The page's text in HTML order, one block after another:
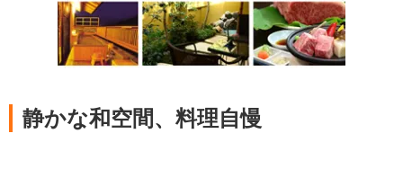
静かな和空間、料理自慢